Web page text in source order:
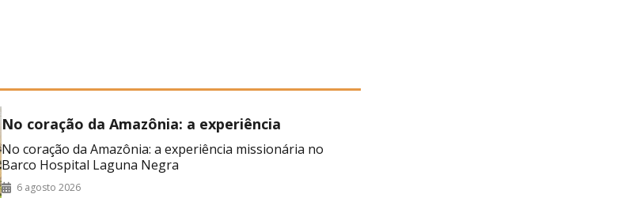
No coração da Amazônia: a experiência
missionária no Barco Hospital Laguna Negra
No coração da Amazônia: a experiência missionária no
Barco Hospital Laguna Negra
6 agosto 2026